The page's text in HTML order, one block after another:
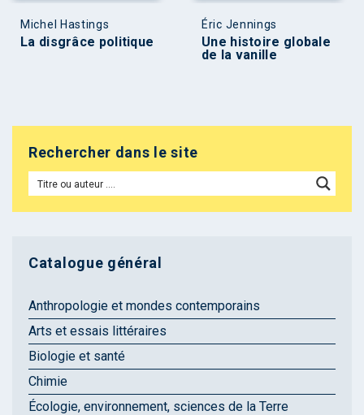
Michel Hastings
La disgrâce politique
Éric Jennings
Une histoire globale
de la vanille
Rechercher dans le site
Catalogue général
Anthropologie et mondes contemporains
Arts et essais littéraires
Biologie et santé
Chimie
Écologie, environnement, sciences de la Terre